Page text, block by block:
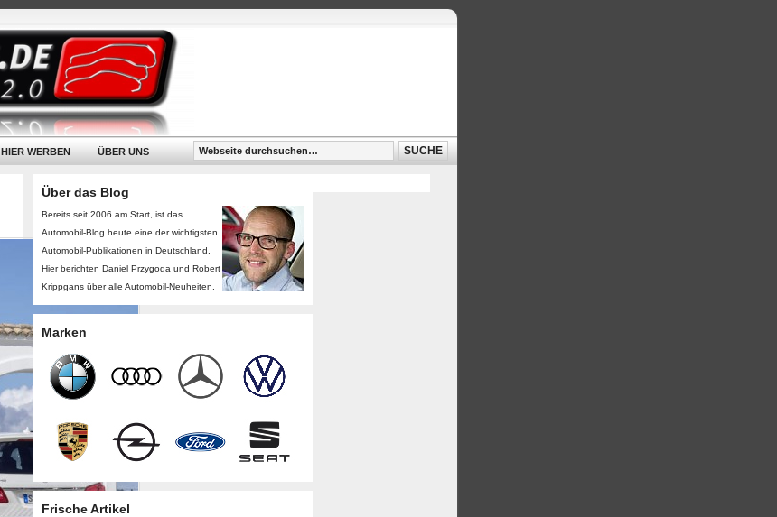
HIER WERBEN ÜBER UNS
Über das Blog
Bereits seit 2006 am Start, ist das
Automobil-Blog heute eine der wichtigsten
Automobil-Publikationen in Deutschland.
Hier berichten Daniel Przygoda und Robert
Krippgans über alle Automobil-Neuheiten.
Marken
Frische Artikel